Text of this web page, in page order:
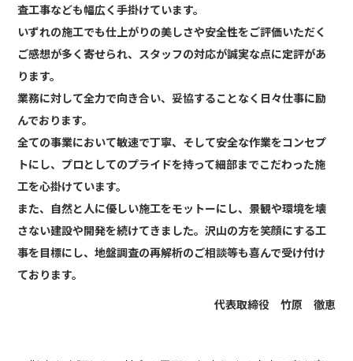
査工事なども幅広く手掛けています。
いずれの施工でも仕上がりの美しさや安全性をご評価いただく
ご感想が多く寄せられ、スタッフの対応が誠実な点に定評があ
ります。
業務に対して全力で向き合い、妥協することなく日々仕事に励
んでおります。
全ての事業において敏速で丁寧、そして安全な作業をコンセプ
トにし、プロとしてのプライドを持って細部までこだわった施
工を心掛けています。
また、自然と人に優しい施工をモットーにし、景観や環境を壊
さない建設や開発を続けてきました。沢山の方を笑顔にする工
事を目標にし、地盤調査の再解析のご相談等も喜んで受け付け
ております。
代表取締役 竹原 徹恵